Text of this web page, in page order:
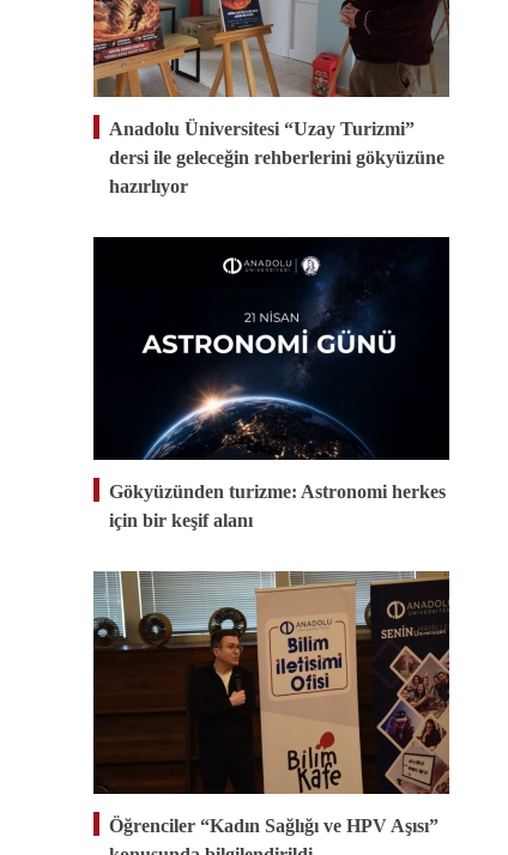
Anadolu Üniversitesi “Uzay Turizmi”
dersi ile geleceğin rehberlerini gökyüzüne
hazırlıyor
Gökyüzünden turizme: Astronomi herkes
için bir keşif alanı
Öğrenciler “Kadın Sağlığı ve HPV Aşısı”